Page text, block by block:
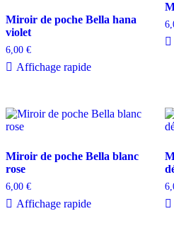
Miroir de poche Bella hana
violet
6,00 €
Affichage rapide
Miroir de poche Bella blanc
rose
6,00 €
Affichage rapide